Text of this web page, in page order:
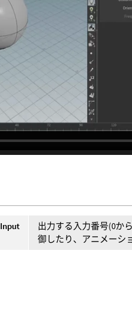
出力する入力番号(0か
御したり、アニメーシ